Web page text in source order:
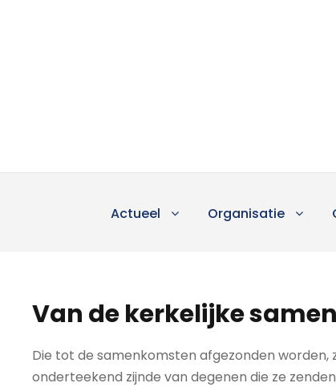
Actueel Organisatie
Van de kerkelijke
Die tot de samenkomsten afgezonden
onderteekend zijnde van degenen die ze